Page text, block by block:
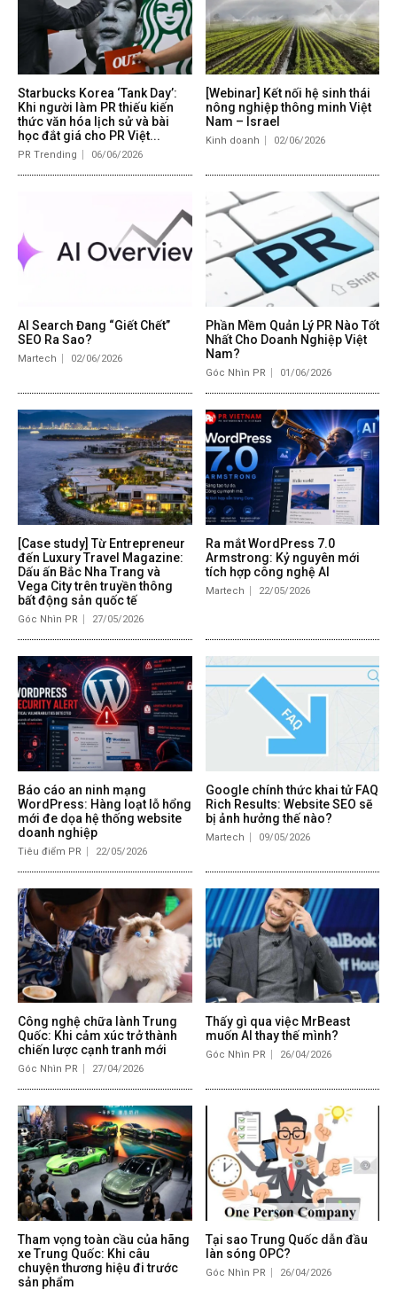
Starbucks Korea ‘Tank Day’:
Khi người làm PR thiếu kiến
thức văn hóa lịch sử và bài
học đắt giá cho PR Việt...
PR Trending 06/06/2026
[Webinar] Kết nối hệ sinh thái
nông nghiệp thông minh Việt
Nam – Israel
Kinh doanh 02/06/2026
AI Search Đang “Giết Chết”
SEO Ra Sao?
Martech 02/06/2026
Phần Mềm Quản Lý PR Nào Tốt
Nhất Cho Doanh Nghiệp Việt
Nam?
Góc Nhìn PR 01/06/2026
[Case study] Từ Entrepreneur
đến Luxury Travel Magazine:
Dấu ấn Bắc Nha Trang và
Vega City trên truyền thông
bất động sản quốc tế
Góc Nhìn PR 27/05/2026
Ra mắt WordPress 7.0
Armstrong: Kỷ nguyên mới
tích hợp công nghệ AI
Martech 22/05/2026
Báo cáo an ninh mạng
WordPress: Hàng loạt lỗ hổng
mới đe dọa hệ thống website
doanh nghiệp
Tiêu điểm PR 22/05/2026
Google chính thức khai tử FAQ
Rich Results: Website SEO sẽ
bị ảnh hưởng thế nào?
Martech 09/05/2026
Công nghệ chữa lành Trung
Quốc: Khi cảm xúc trở thành
chiến lược cạnh tranh mới
Góc Nhìn PR 27/04/2026
Thấy gì qua việc MrBeast
muốn AI thay thế mình?
Góc Nhìn PR 26/04/2026
Tham vọng toàn cầu của hãng
xe Trung Quốc: Khi câu
chuyện thương hiệu đi trước
sản phẩm
Tại sao Trung Quốc dẫn đầu
làn sóng OPC?
Góc Nhìn PR 26/04/2026